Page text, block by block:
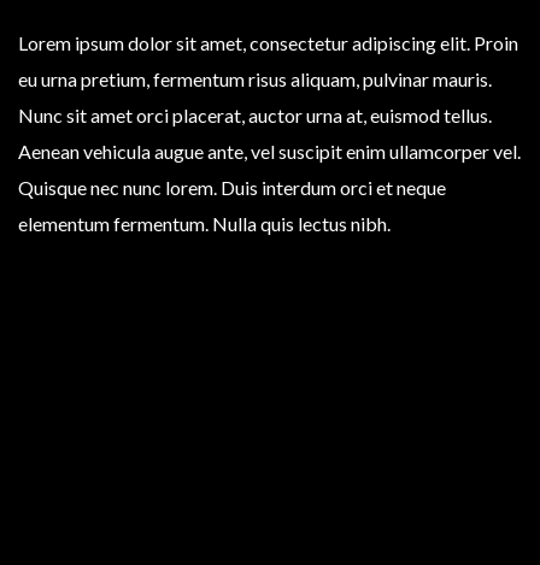
Lorem ipsum dolor sit amet, consectetur adipiscing elit. Proin
eu urna pretium, fermentum risus aliquam, pulvinar mauris.
Nunc sit amet orci placerat, auctor urna at, euismod tellus.
Aenean vehicula augue ante, vel suscipit enim ullamcorper vel.
Quisque nec nunc lorem. Duis interdum orci et neque
elementum fermentum. Nulla quis lectus nibh.